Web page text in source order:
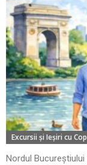
Excursii şi Ieşiri cu
Nordul